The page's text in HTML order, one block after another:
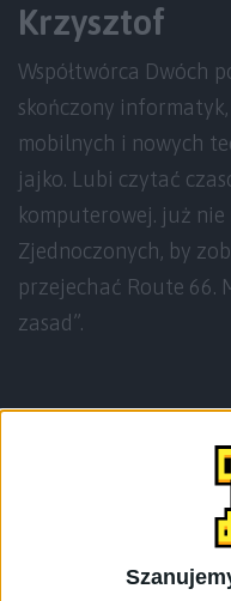
Krzysztof
Współtwórca Dwóch
skończony
mobilnych i nowych
jajko. Lubi czytać
komputerowej. już
Zjednoczonych, by
przejechać Route 66.
zasad”.
Teksty autora